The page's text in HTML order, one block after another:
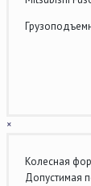
×
Колесная
Допустимая